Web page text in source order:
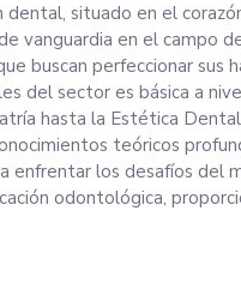
situado en el
vanguardia en el campo
buscan perfeccionar
del sector es básica a
hasta la Estética
teóricos
enfrentar los desafíos del
odontológica,